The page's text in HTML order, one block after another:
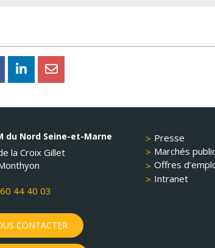
du Nord Seine-et-Marne
la Croix Gillet
44 40 03
CONTACTER
Presse
Marchés
Offres
Intranet